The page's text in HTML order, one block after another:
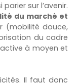
sur l’avenir.
du marché et
(mobilité douce,
du cadre
à moyen et
Il faut donc